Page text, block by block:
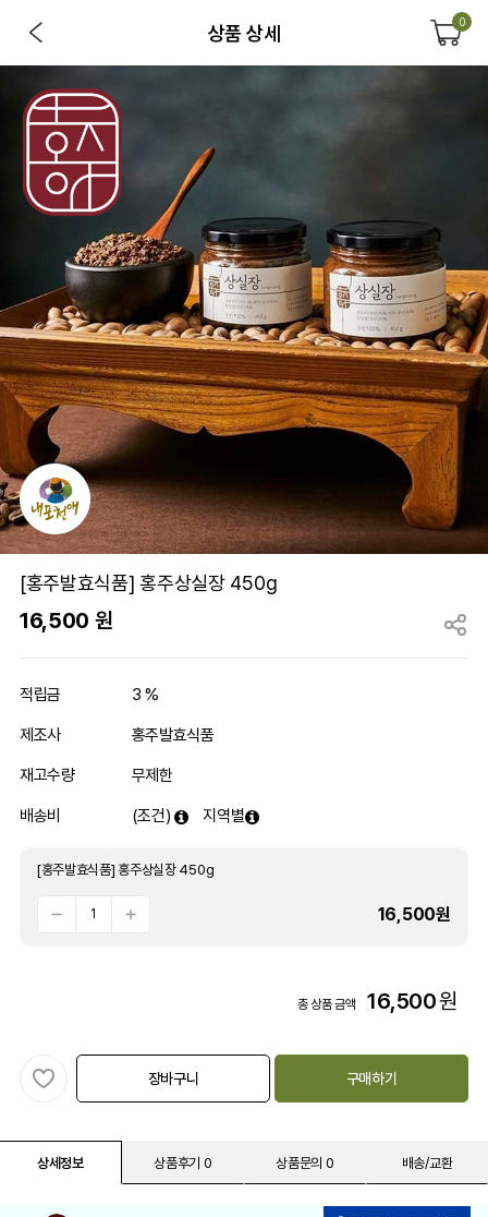
상품 상세 0
[홍주발효식품] 홍주상실장 450g
16,500 원
적립금 3 %
제조사 홍주발효식품
재고수량 무제한
배송비 (조건) 지역별
[홍주발효식품] 홍주상실장 450g
16,500원
총 상품 금액 16,500원
장바구니 구매하기
상세정보 상품후기 0 상품문의 0 배송/교환